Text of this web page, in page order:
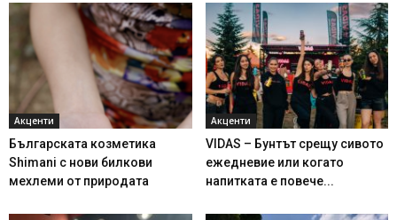
Акценти
Българската козметика
Shimani с нови билкови
мехлеми от природата
Акценти
VIDAS – Бунтът срещу сивото
ежедневие или когато
напитката е повече...